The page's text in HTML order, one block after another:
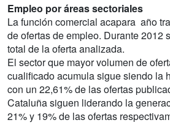
Empleo por áreas sectoriales
La función comercial acapara año
de ofertas de empleo. Durante 2012
total de la oferta analizada.
El sector que mayor volumen de
cualificado acumula sigue siendo la
con un 22,61% de las ofertas
Cataluña siguen liderando la
21% y 19% de las ofertas